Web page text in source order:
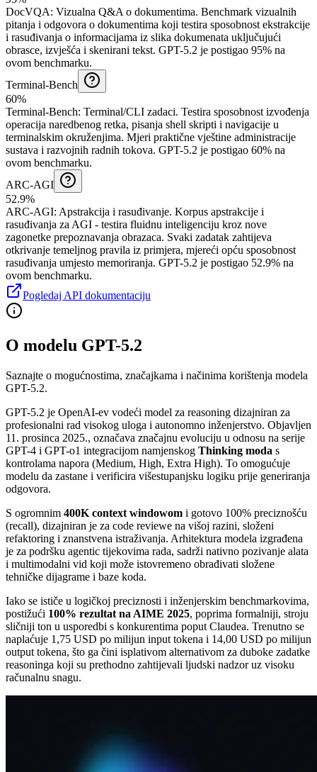
DocVQA: Vizualna Q&A o dokumentima. Benchmark vizualnih
pitanja i odgovora o dokumentima koji testira sposobnost ekstrakcije
i rasuđivanja o informacijama iz slika dokumenata uključujući
obrasce, izvješća i skenirani tekst. GPT-5.2 je postigao 95% na
ovom benchmarku.
Terminal-Bench
60%
Terminal-Bench: Terminal/CLI zadaci. Testira sposobnost izvođenja
operacija naredbenog retka, pisanja shell skripti i navigacije u
terminalskim okruženjima. Mjeri praktične vještine administracije
sustava i razvojnih radnih tokova. GPT-5.2 je postigao 60% na
ovom benchmarku.
ARC-AGI
52.9%
ARC-AGI: Apstrakcija i rasuđivanje. Korpus apstrakcije i
rasuđivanja za AGI - testira fluidnu inteligenciju kroz nove
zagonetke prepoznavanja obrazaca. Svaki zadatak zahtijeva
otkrivanje temeljnog pravila iz primjera, mjereći opću sposobnost
rasuđivanja umjesto memoriranja. GPT-5.2 je postigao 52.9% na
ovom benchmarku.
Pogledaj API dokumentaciju
O modelu GPT-5.2
Saznajte o mogućnostima, značajkama i načinima korištenja modela
GPT-5.2.
GPT-5.2 je OpenAI-ev vodeći model za reasoning dizajniran za
profesionalni rad visokog uloga i autonomno inženjerstvo. Objavljen
11. prosinca 2025., označava značajnu evoluciju u odnosu na serije
GPT-4 i GPT-o1 integracijom namjenskog Thinking moda s
kontrolama napora (Medium, High, Extra High). To omogućuje
modelu da zastane i verificira višestupanjsku logiku prije generiranja
odgovora.
S ogromnim 400K context windowom i gotovo 100% preciznošću
(recall), dizajniran je za code reviewe na višoj razini, složeni
refaktoring i znanstvena istraživanja. Arhitektura modela izgrađena
je za podršku agentic tijekovima rada, sadrži nativno pozivanje alata
i multimodalni vid koji može istovremeno obrađivati složene
tehničke dijagrame i baze koda.
Iako se ističe u logičkoj preciznosti i inženjerskim benchmarkovima,
postižući 100% rezultat na AIME 2025, poprima formalniji, stroju
sličniji ton u usporedbi s konkurentima poput Claudea. Trenutno se
naplaćuje 1,75 USD po milijun input tokena i 14,00 USD po milijun
output tokena, što ga čini isplativom alternativom za duboke zadatke
reasoninga koji su prethodno zahtijevali ljudski nadzor uz visoku
računalnu snagu.